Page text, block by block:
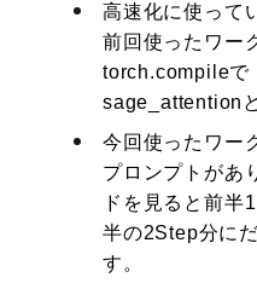
高速化に使って
前回使ったワー
torch.compileで
sage_attention
今回使ったワー
プロンプトがあ
ドを見ると前半
半の2Step分に
す。